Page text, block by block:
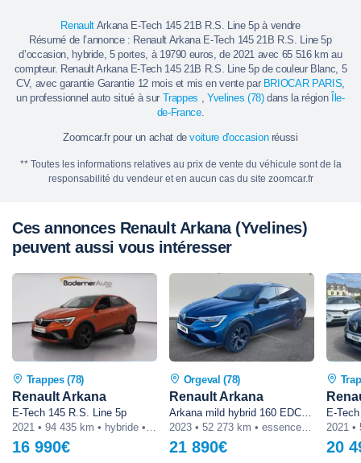
RenaultArkana E-Tech 145 21B R.S. Line 5p à vendre
Résumé de l’annonce : Renault Arkana E-Tech 145 21B R.S. Line 5p
d’occasion, hybride, 5 portes, à 19790 euros, de 2021 avec 65 516 km au
compteur. Renault Arkana E-Tech 145 21B R.S. Line 5p de couleur Blanc, 5
CV, avec garantie Garantie 12 mois et mis en vente par BRIOCAR PARIS,
un professionnel auto situé à sur Trappes ,Yvelines (78)dans la région Île-
de-France.
Zoomcar.fr pour un achat devoiture d'occasionréussi
** Toutes les informations relatives au prix de vente du véhicule sont de la
responsabilité du vendeur et en aucun cas du site zoomcar.fr
Ces annonces Renault Arkana (Yvelines)
peuvent aussi vous intéresser
Trappes (78)
Renault Arkana
E-Tech 145 R.S. Line 5p
2021 • 94 435 km • hybride • automatique
16 990€
Orgeval (78)
Renault Arkana
Arkana mild hybrid 160 EDC FAP - 22 R.S. Line
2023 • 52 273 km • essence • automatique
21 890€
E-
20